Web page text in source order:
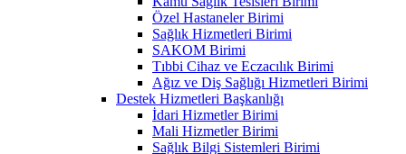
Özel Hastaneler Birimi
Sağlık Hizmetleri Birimi
SAKOM Birimi
Tıbbi Cihaz ve Eczacılık Birimi
Ağız ve Diş Sağlığı Hizmetleri Birimi
Destek Hizmetleri Başkanlığı
İdari Hizmetler Birimi
Mali Hizmetler Birimi
Sağlık Bilgi Sistemleri Birimi